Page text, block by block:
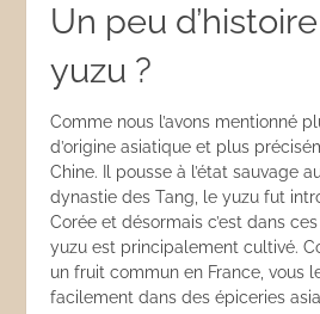
Un peu
yuzu ?
Comme nous l’avons mentionné
d’origine asiatique et plus
Chine. Il pousse à l’état sauvage
dynastie des Tang, le yuzu fut
Corée et désormais c’est dans
yuzu est principalement cultivé.
un fruit commun en France, vous
facilement dans des épiceries